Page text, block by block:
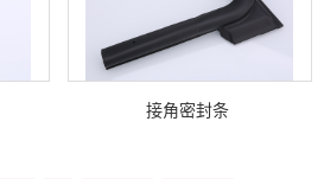
接角密封条